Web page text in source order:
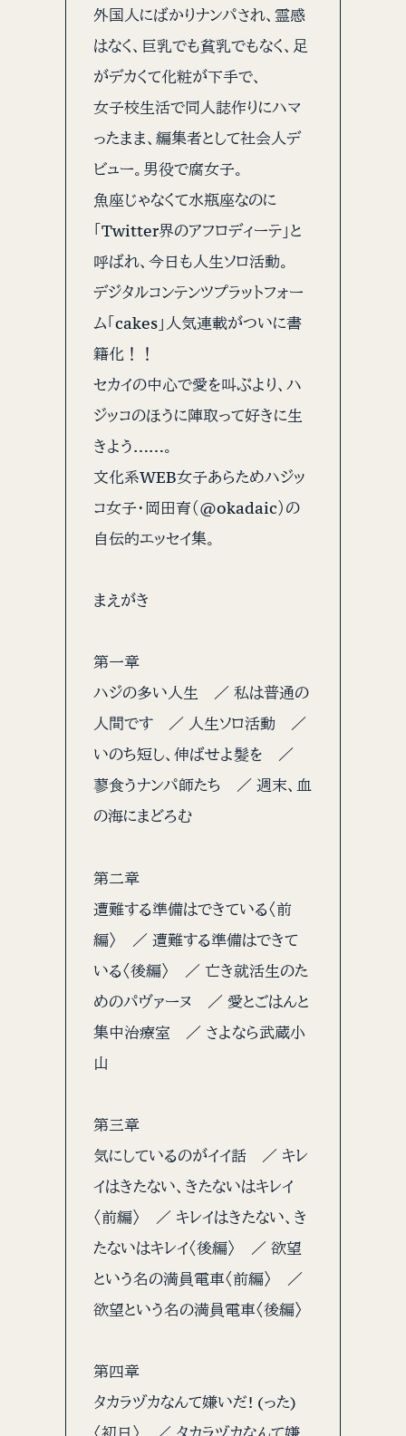
外国人にばかりナンパされ、霊感
はなく、巨乳でも貧乳でもなく、足
がデカくて化粧が下手で、
女子校生活で同人誌作りにハマ
ったまま、編集者として社会人デ
ビュー。男役で腐女子。
魚座じゃなくて水瓶座なのに
「Twitter界のアフロディーテ」と
呼ばれ、今日も人生ソロ活動。
デジタルコンテンツプラットフォー
ム「cakes」人気連載がついに書
籍化！！
セカイの中心で愛を叫ぶより、ハ
ジッコのほうに陣取って好きに生
きよう……。
文化系WEB女子あらためハジッ
コ女子・岡田育（@okadaic）の
自伝的エッセイ集。
まえがき
第一章
ハジの多い人生 ／ 私は普通の
人間です ／ 人生ソロ活動 ／
いのち短し、伸ばせよ髪を ／
蓼食うナンパ師たち ／ 週末、血
の海にまどろむ
第二章
遭難する準備はできている〈前
編〉 ／ 遭難する準備はできて
いる〈後編〉 ／ 亡き就活生のた
めのパヴァーヌ ／ 愛とごはんと
集中治療室 ／ さよなら武蔵小
山
第三章
気にしているのがイイ話 ／ キレ
イはきたない、きたないはキレイ
〈前編〉 ／ キレイはきたない、き
たないはキレイ〈後編〉 ／ 欲望
という名の満員電車〈前編〉 ／
欲望という名の満員電車〈後編〉
第四章
タカラヅカなんて嫌いだ! (った)